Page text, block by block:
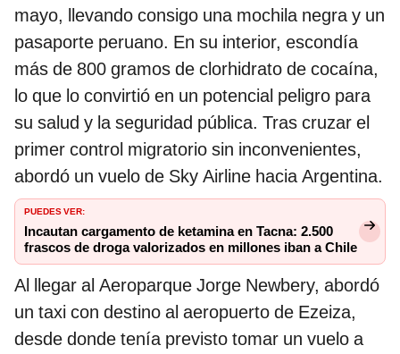
mayo, llevando consigo una mochila negra y un
pasaporte peruano. En su interior, escondía
más de 800 gramos de clorhidrato de cocaína,
lo que lo convirtió en un potencial peligro para
su salud y la seguridad pública. Tras cruzar el
primer control migratorio sin inconvenientes,
abordó un vuelo de Sky Airline hacia Argentina.
PUEDES VER:
Incautan cargamento de ketamina en Tacna: 2.500
frascos de droga valorizados en millones iban a Chile
Al llegar al Aeroparque Jorge Newbery, abordó
un taxi con destino al aeropuerto de Ezeiza,
desde donde tenía previsto tomar un vuelo a